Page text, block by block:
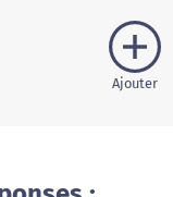
Ajouter